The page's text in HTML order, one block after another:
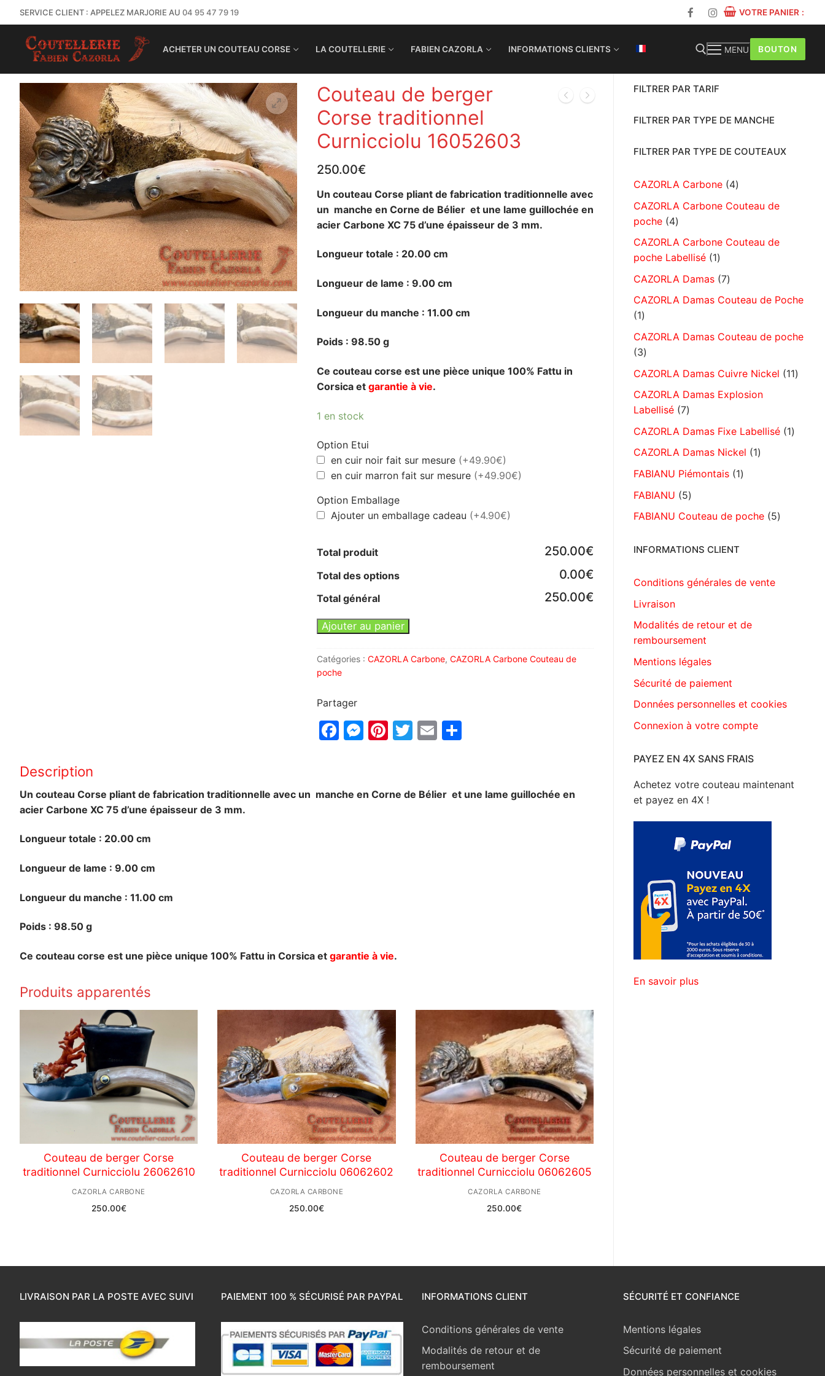
SERVICE CLIENT : APPELEZ MARJORIE AU 04 95 47 79 19 VOTRE PANIER :
ACHETER UN COUTEAU CORSE LA COUTELLERIE FABIEN CAZORLA INFORMATIONS CLIENTS MENU BOUTON
Couteau de berger
Corse traditionnel
Curnicciolu 16052603
250.00€
Un couteau Corse pliant de fabrication traditionnelle avec
un manche en Corne de Bélier et une lame guillochée en
acier Carbone XC 75 d’une épaisseur de 3 mm.
Longueur totale : 20.00 cm
Longueur de lame : 9.00 cm
Longueur du manche : 11.00 cm
Poids : 98.50 g
Ce couteau corse est une pièce unique 100% Fattu in
Corsica et garantie à vie.
1 en stock
Option Etui
en cuir noir fait sur mesure (+49.90€)
en cuir marron fait sur mesure (+49.90€)
Option Emballage
Ajouter un emballage cadeau (+4.90€)
Total produit 250.00€
Total des options 0.00€
Total général 250.00€
Ajouter au panier
Catégories : CAZORLA Carbone, CAZORLA Carbone Couteau de
poche
Partager
Facebook
Messenger
Pinterest
Twitter
EmailPartager
Description
Un couteau Corse pliant de fabrication traditionnelle avec un manche en Corne de Bélier et une lame guillochée en
acier Carbone XC 75 d’une épaisseur de 3 mm.
Longueur totale : 20.00 cm
Longueur de lame : 9.00 cm
Longueur du manche : 11.00 cm
Poids : 98.50 g
Ce couteau corse est une pièce unique 100% Fattu in Corsica et garantie à vie.
Produits apparentés
Couteau de berger Corse
traditionnel Curnicciolu 26062610
CAZORLA CARBONE
250.00€
Couteau de berger Corse
traditionnel Curnicciolu 06062602
CAZORLA CARBONE
250.00€
Couteau de berger Corse
traditionnel Curnicciolu 06062605
CAZORLA CARBONE
250.00€
FILTRER PAR TARIF
FILTRER PAR TYPE DE MANCHE
FILTRER PAR TYPE DE COUTEAUX
CAZORLA Carbone 4
CAZORLA Carbone Couteau de
poche 4
CAZORLA Carbone Couteau de
poche Labellisé 1
CAZORLA Damas 7
CAZORLA Damas Couteau de Poche
1
CAZORLA Damas Couteau de poche
3
CAZORLA Damas Cuivre Nickel
11
CAZORLA Damas Explosion
Labellisé 7
CAZORLA Damas Fixe Labellisé 1
CAZORLA Damas Nickel
1
FABIANU Piémontais 1
FABIANU
5
FABIANU Couteau de poche 5
INFORMATIONS CLIENT
Conditions générales de vente
Livraison
Modalités de retour et de
remboursement
Mentions légales
Sécurité de paiement
Données personnelles et cookies
Connexion à votre compte
PAYEZ EN 4X SANS FRAIS
Achetez votre couteau maintenant
et payez en 4X !
En savoir plus
LIVRAISON PAR LA POSTE AVEC SUIVI PAIEMENT 100 % SÉCURISÉ PAR PAYPAL INFORMATIONS CLIENT
Conditions générales de vente
Modalités de retour et de
remboursement
SÉCURITÉ ET CONFIANCE
Mentions légales
Sécurité de paiement
Données personnelles et cookies